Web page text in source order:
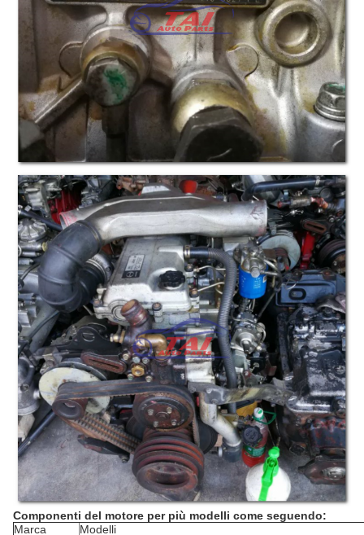
Componenti del motore per più modelli come seguendo:
Marca
Modelli